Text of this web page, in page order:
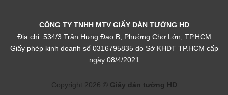
CÔNG TY TNHH MTV GIẤY DÁN TƯỜNG HD
Địa chỉ: 534/3 Trần Hưng Đạo B, Phường Chợ Lớn, TP.HCM
Giấy phép kinh doanh số 0316795835 do Sở KHĐT TP.HCM cấp
ngày 08/4/2021
Copyright 2026 © Giấy dán tường HD